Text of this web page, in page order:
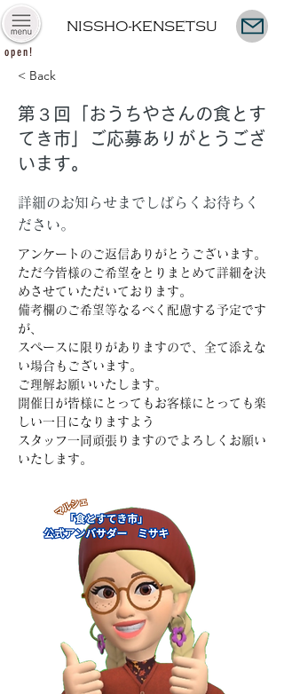
NISSHO-KENSETSU
open!
< Back
第３回「おうちやさんの食とす
てき市」ご応募ありがとうござ
います。
詳細のお知らせまでしばらくお待ちく
ださい。
アンケートのご返信ありがとうございます。
ただ今皆様のご希望をとりまとめて詳細を決
めさせていただいております。
備考欄のご希望等なるべく配慮する予定です
が、
スペースに限りがありますので、全て添えな
い場合もございます。
ご理解お願いいたします。
開催日が皆様にとってもお客様にとっても楽
しい一日になりますよう
スタッフ一同頑張りますのでよろしくお願い
いたします。